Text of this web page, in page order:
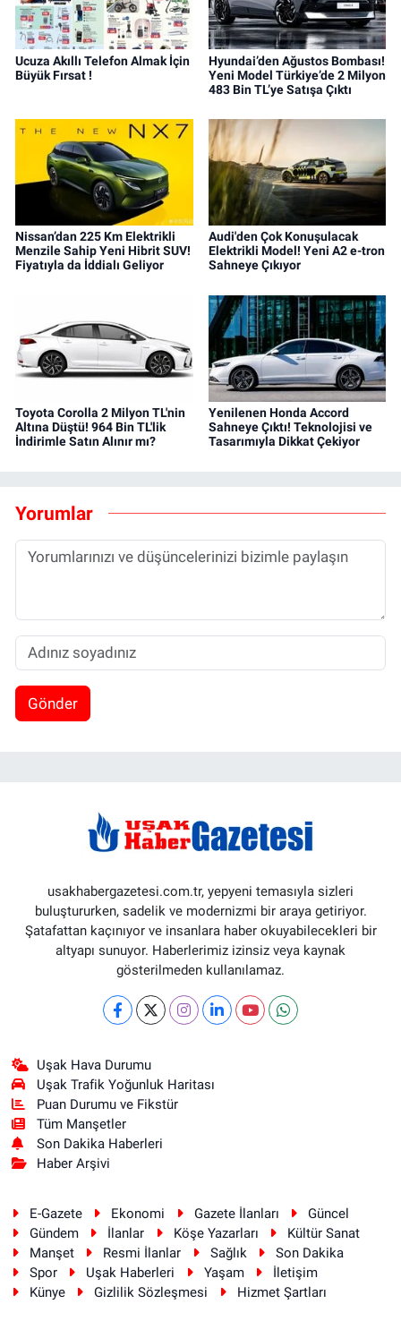
Ucuza Akıllı Telefon Almak İçin
Büyük Fırsat !
Hyundai’den Ağustos Bombası!
Yeni Model Türkiye’de 2 Milyon
483 Bin TL’ye Satışa Çıktı
Nissan’dan 225 Km Elektrikli
Menzile Sahip Yeni Hibrit SUV!
Fiyatıyla da İddialı Geliyor
Audi'den Çok Konuşulacak
Elektrikli Model! Yeni A2 e-tron
Sahneye Çıkıyor
Toyota Corolla 2 Milyon TL'nin
Altına Düştü! 964 Bin TL'lik
İndirimle Satın Alınır mı?
Yenilenen Honda Accord
Sahneye Çıktı! Teknolojisi ve
Tasarımıyla Dikkat Çekiyor
Yorumlar
Gönder
usakhabergazetesi.com.tr, yepyeni temasıyla sizleri
buluştururken, sadelik ve modernizmi bir araya getiriyor.
Şatafattan kaçınıyor ve insanlara haber okuyabilecekleri bir
altyapı sunuyor. Haberlerimiz izinsiz veya kaynak
gösterilmeden kullanılamaz.
Uşak Hava Durumu
Uşak Trafik Yoğunluk Haritası
Puan Durumu ve Fikstür
Tüm Manşetler
Son Dakika Haberleri
Haber Arşivi
E-Gazete Ekonomi Gazete İlanları
Güncel
Gündem
İlanlar Köşe Yazarları
Kültür Sanat
Manşet
Resmi İlanlar Sağlık
Son Dakika
Spor
Uşak Haberleri Yaşam
İletişim
Künye
Gizlilik Sözleşmesi Hizmet Şartları